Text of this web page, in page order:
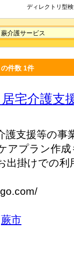
ディレクトリ型
件数 1件
宅介護支
護支援等の事
アプラン作
出掛けでの利
蕨市